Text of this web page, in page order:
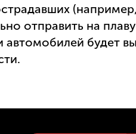
отправить на
автомобилей будет